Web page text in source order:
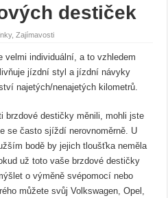
destiček
,Zajímavosti
velmi individuální, a to vzhledem
jízdní styl a jízdní návyky
najetých/nenajetých kilometrů.
brzdové destičky měnili, mohli jste
se často sjíždí nerovnoměrně. U
bodě by jejich tloušťka neměla
už toto vaše brzdové destičky
o výměně svépomocí nebo
můžete svůj Volkswagen, Opel,